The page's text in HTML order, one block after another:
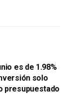
es de 1.98%
solo
presupuestado